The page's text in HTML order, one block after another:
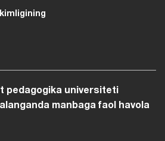
pedagogika universiteti
manbaga faol havola